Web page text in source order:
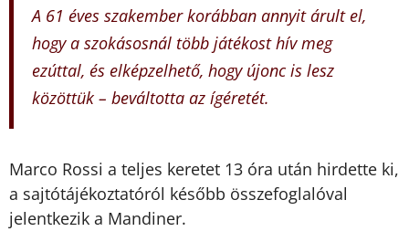
A 61 éves szakember korábban annyit árult el,
hogy a szokásosnál több játékost hív meg
ezúttal, és elképzelhető, hogy újonc is lesz
közöttük – beváltotta az ígéretét.
Marco Rossi a teljes keretet 13 óra után hirdette ki,
a sajtótájékoztatóról később összefoglalóval
jelentkezik a Mandiner.